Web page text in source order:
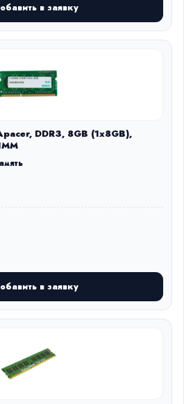
в заявку
DDR3, 8GB (1x8GB),
в заявку